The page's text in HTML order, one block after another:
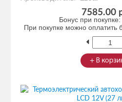
7585.00
Бонус при
При покупке можно оплатить